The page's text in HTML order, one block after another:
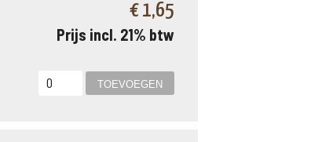
€ 1,65
Prijs incl. 21% btw